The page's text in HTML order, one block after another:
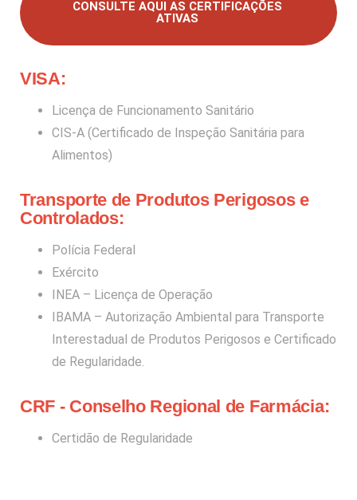
CONSULTE AQUI AS CERTIFICAÇÕES
ATIVAS
VISA:
Licença de Funcionamento Sanitário
CIS-A (Certificado de Inspeção Sanitária para
Alimentos)
Transporte de Produtos Perigosos e
Controlados:
Polícia Federal
Exército
INEA – Licença de Operação
IBAMA – Autorização Ambiental para Transporte
Interestadual de Produtos Perigosos e Certificado
de Regularidade.
CRF - Conselho Regional de Farmácia:
Certidão de Regularidade